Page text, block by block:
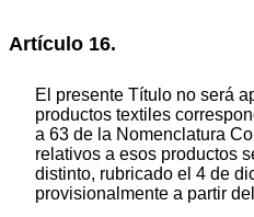
Artículo 16.
El presente Título no será
productos textiles
a 63 de la Nomenclatura
relativos a esos productos
distinto, rubricado el 4 de
provisionalmente a partir